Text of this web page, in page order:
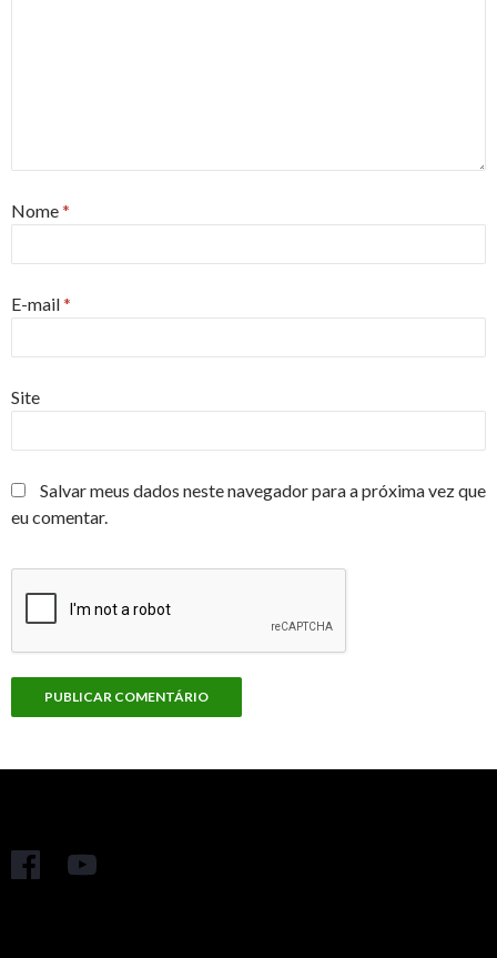
Nome*
E-mail*
Site
Salvar meus dados neste navegador para a próxima vez que
eu comentar.